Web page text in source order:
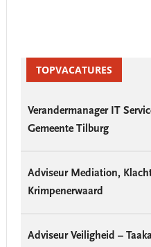
SidebarTOPVACATURES
Verandermanager IT
Gemeente Tilburg
Adviseur Mediation,
Krimpenerwaard
Adviseur Veiligheid –